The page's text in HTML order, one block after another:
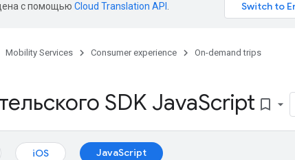
с помощью Cloud Translation API
Mobility Services Consumer experience
On-demand trips
SDK JavaScript bookmark_border
iOS JavaScript